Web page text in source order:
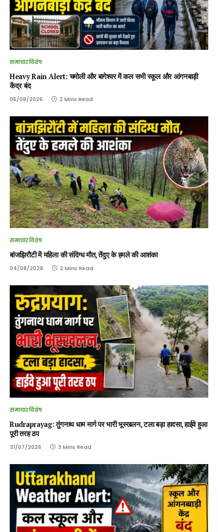
समाचार विशेष
Heavy Rain Alert: चमोली और बागेश्वर में कल सभी स्कूल और आंगनबाड़ी
केंद्र बंद
05/08/2026 2 Mins Read
समाचार विशेष
बांजझिरौटी में महिला की संदिग्ध मौत, तेंदुए के हमले की आशंका
04/08/2026 2 Mins Read
समाचार विशेष
Rudraprayag: तुंगनाथ धाम मार्ग पर भारी भूस्खलन, टला बड़ा हादसा, हाईवे हुआ
पूरी तरह ठप
31/07/2026 3 Mins Read